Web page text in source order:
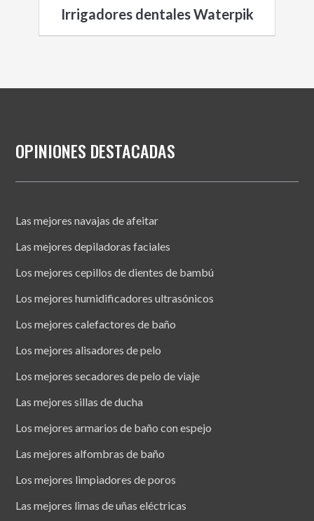
Irrigadores dentales Waterpik
OPINIONES DESTACADAS
Las mejores navajas de afeitar
Las mejores depiladoras faciales
Los mejores cepillos de dientes de bambú
Los mejores humidificadores ultrasónicos
Los mejores calefactores de baño
Los mejores alisadores de pelo
Los mejores secadores de pelo de viaje
Las mejores sillas de ducha
Los mejores armarios de baño con espejo
Las mejores alfombras de baño
Los mejores limpiadores de poros
Las mejores limas de uñas eléctricas